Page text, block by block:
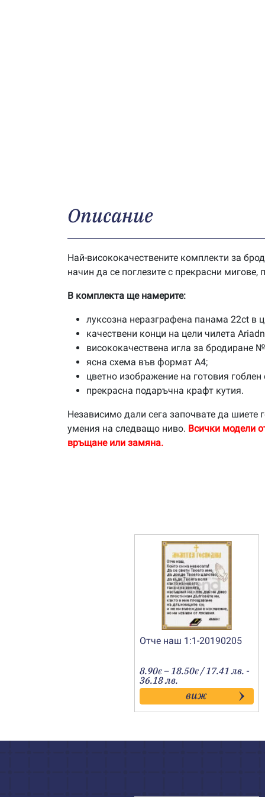
Описание
Най-висококачествените комплекти за
начин да се поглезите с прекрасни
В комплекта ще намерите:
луксозна неразграфена панама 22ct в
качествени конци на цели чилета
висококачествена игла за бродиране
ясна схема във формат А4;
цветно изображение на готовия
прекрасна подаръчна крафт кутия.
Независимо дали сега започвате да шиете
умения на следващо ниво. Всички модели
връщане или замяна.
Отче наш 1:1-20190205
8.90€ –18.50€Price
range:
8.90€
through
18.50€
/ 17.41 лв. -
36.18 лв.
виж